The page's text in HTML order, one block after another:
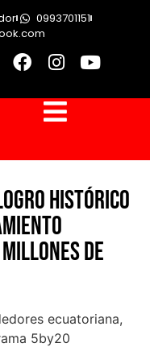
0993701151
histórico
millones de